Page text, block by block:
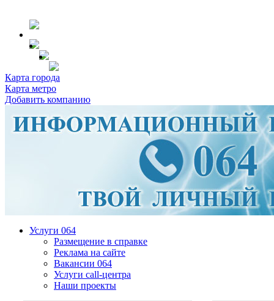
Карта города
Карта метро
Добавить компанию
Услуги 064
Размещение в справке
Реклама на сайте
Вакансии 064
Услуги call-центра
Наши проекты